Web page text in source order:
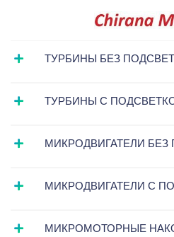
ТУРБИНЫ БЕЗ
ТУРБИНЫ С
МИКРОДВИГАТЕЛИ БЕЗ
МИКРОДВИГАТЕЛИ С
МИКРОМОТОРНЫЕ